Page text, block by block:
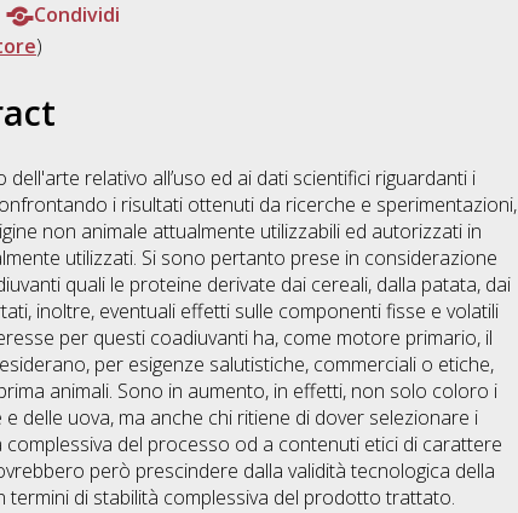
Condividi
)
relativo all’uso ed ai dati scientifici riguardanti i
i risultati ottenuti da ricerche e sperimentazioni,
non animale attualmente utilizzabili ed autorizzati in
utilizzati. Si sono pertanto prese in considerazione
quali le proteine derivate dai cereali, dalla patata, dai
inoltre, eventuali effetti sulle componenti fisse e volatili
per questi coadiuvanti ha, come motore primario, il
per esigenze salutistiche, commerciali o etiche,
animali. Sono in aumento, in effetti, non solo coloro i
delle uova, ma anche chi ritiene di dover selezionare i
del processo od a contenuti etici di carattere
però prescindere dalla validità tecnologica della
termini di stabilità complessiva del prodotto trattato.